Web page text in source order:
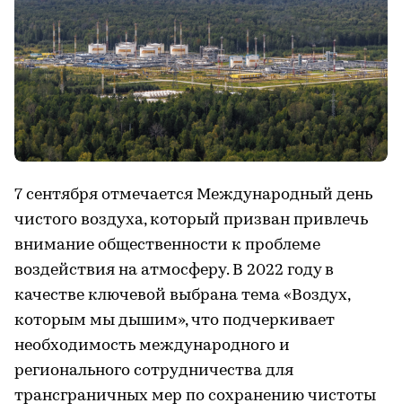
7 сентября отмечается Международный день
чистого воздуха, который призван привлечь
внимание общественности к проблеме
воздействия на атмосферу. В 2022 году в
качестве ключевой выбрана тема «Воздух,
которым мы дышим», что подчеркивает
необходимость международного и
регионального сотрудничества для
трансграничных мер по сохранению чистоты